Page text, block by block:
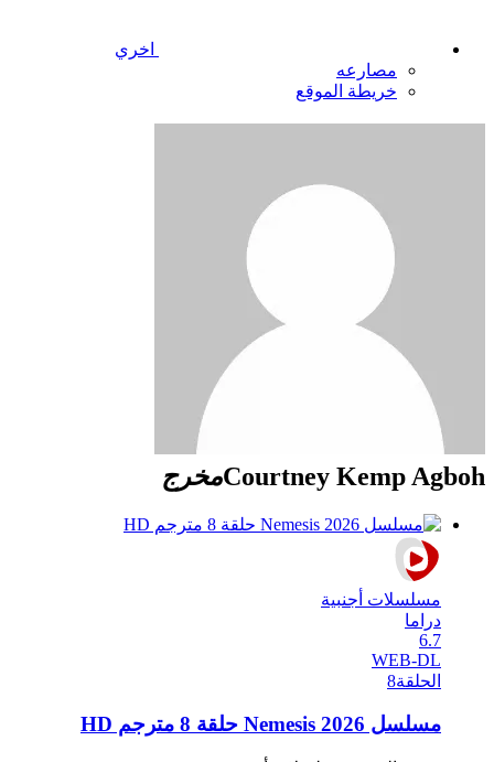
اخري
مصارعه
خريطة الموقع
Courtney Kemp Agbohمخرج
مسلسلات أجنبية
دراما
6.7
WEB-DL
الحلقة8
مسلسل Nemesis 2026 حلقة 8 مترجم HD